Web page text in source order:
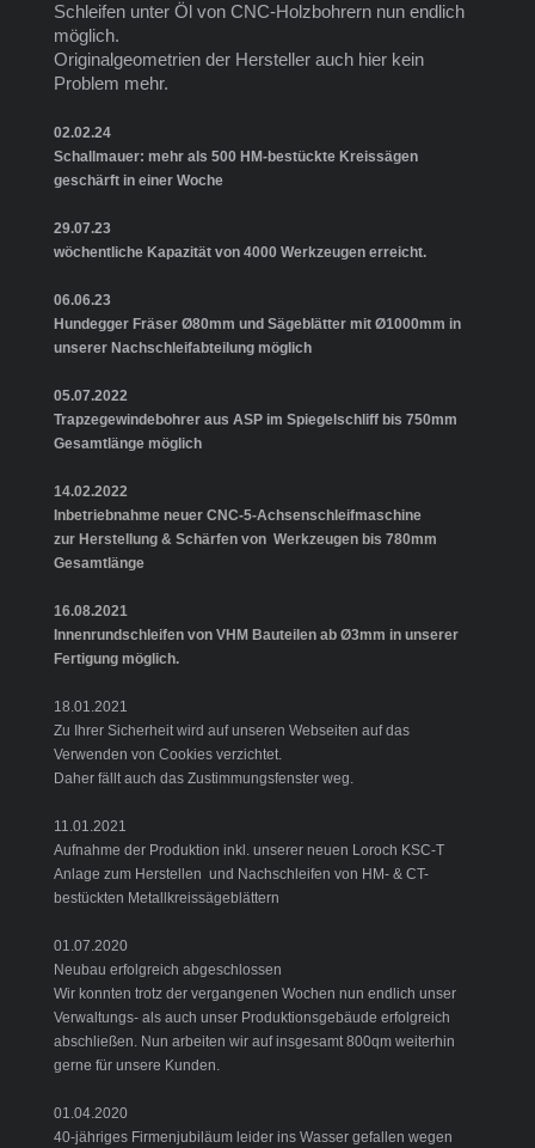
Schleifen unter Öl von CNC-Holzbohrern nun endlich
möglich.
Originalgeometrien der Hersteller auch hier kein
Problem mehr.
02.02.24
Schallmauer: mehr als 500 HM-bestückte Kreissägen
geschärft in einer Woche
29.07.23
wöchentliche Kapazität von 4000 Werkzeugen erreicht.
06.06.23
Hundegger Fräser Ø80mm und Sägeblätter mit Ø1000mm in
unserer Nachschleifabteilung möglich
05.07.2022
Trapzegewindebohrer aus ASP im Spiegelschliff bis 750mm
Gesamtlänge möglich
14.02.2022
Inbetriebnahme neuer CNC-5-Achsenschleifmaschine
zur Herstellung & Schärfen von Werkzeugen bis 780mm
Gesamtlänge
16.08.2021
Innenrundschleifen von VHM Bauteilen ab Ø3mm in unserer
Fertigung möglich.
18.01.2021
Zu Ihrer Sicherheit wird auf unseren Webseiten auf das
Verwenden von Cookies verzichtet.
Daher fällt auch das Zustimmungsfenster weg.
11.01.2021
Aufnahme der Produktion inkl. unserer neuen Loroch KSC-T
Anlage zum Herstellen und Nachschleifen von HM- & CT-
bestückten Metallkreissägeblättern
01.07.2020
Neubau erfolgreich abgeschlossen
Wir konnten trotz der vergangenen Wochen nun endlich unser
Verwaltungs- als auch unser Produktionsgebäude erfolgreich
abschließen. Nun arbeiten wir auf insgesamt 800qm weiterhin
gerne für unsere Kunden.
01.04.2020
40-jähriges Firmenjubiläum leider ins Wasser gefallen wegen